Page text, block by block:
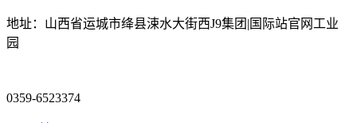
地址：山西省运城市绛县涑水大街西J9集团|国际站官网工业
园
0359-6523374